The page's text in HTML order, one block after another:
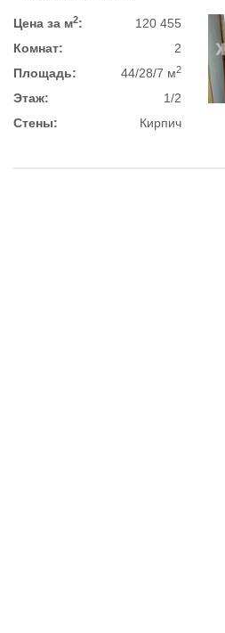
Цена за м2:
120 455
Комнат:
2
Площадь:
44/28/7 м2
Этаж:
1/2
Стены:
Кирпич